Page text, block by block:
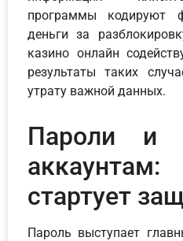
программы кодируют
деньги за
казино онлайн
результаты таких
утрату важной данных.
Пароли и
стартует
Пароль выступает